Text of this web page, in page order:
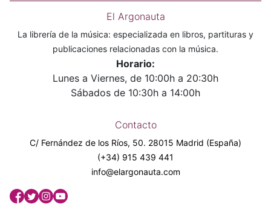
El Argonauta
La librería de la música: especializada en libros, partituras y
publicaciones relacionadas con la música.
Horario:
Lunes a Viernes, de 10:00h a 20:30h
Sábados de 10:30h a 14:00h
Contacto
C/ Fernández de los Ríos, 50. 28015 Madrid (España)
(+34) 915 439 441
info@elargonauta.com